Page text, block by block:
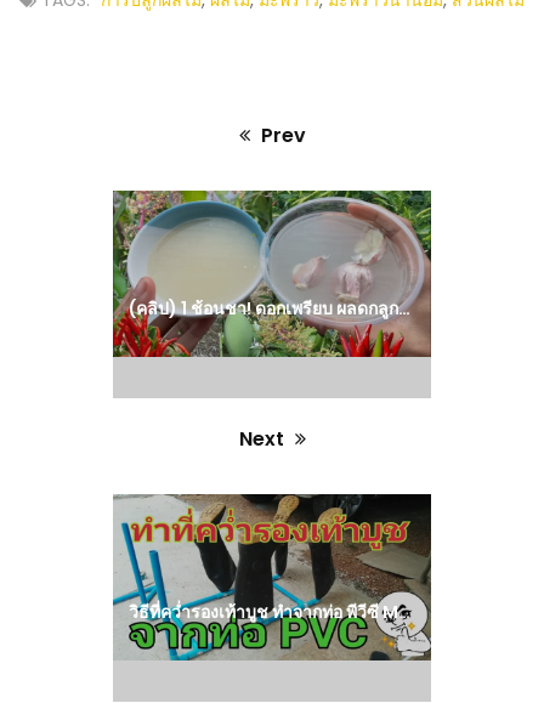
Prev
Previous
post:
(คลิป) 1 ช้อนชา! ดอกเพรียบ ผลดกลูกใหญ่ดอกไม่ร่วง ไม้ผลพืชผักงามไร้โรคแมลง ฮอร์โมนสูตรเข้มข้น
Next
post:
วิธีที่คว่ำรองเท้าบูช ทำจากท่อ พีวีซี Making shoes from PVC pipe (คลิป)